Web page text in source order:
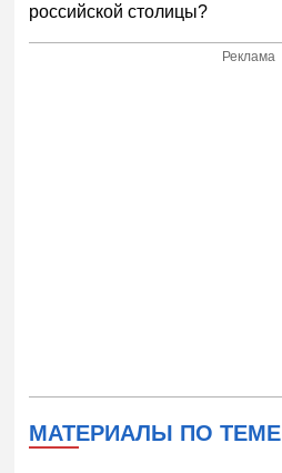
российской столицы?
Реклама
МАТЕРИАЛЫ ПО ТЕМЕ